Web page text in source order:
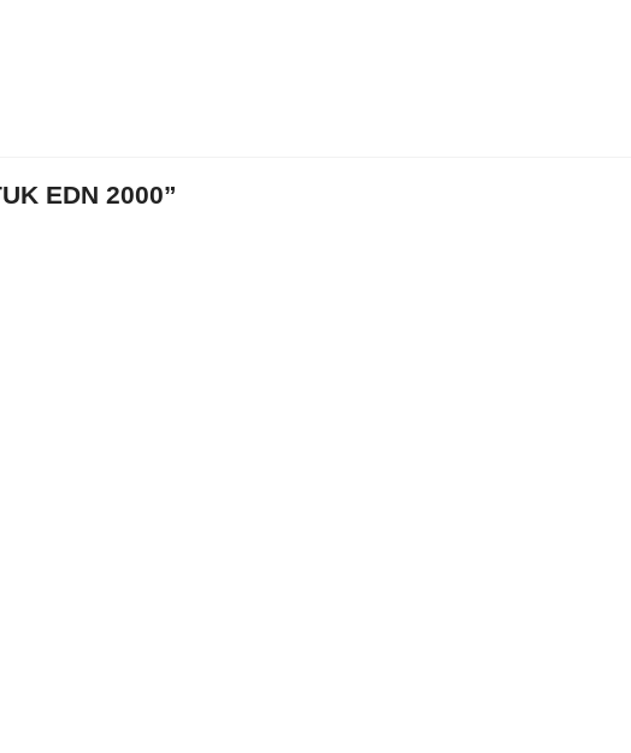
EDN 2000”